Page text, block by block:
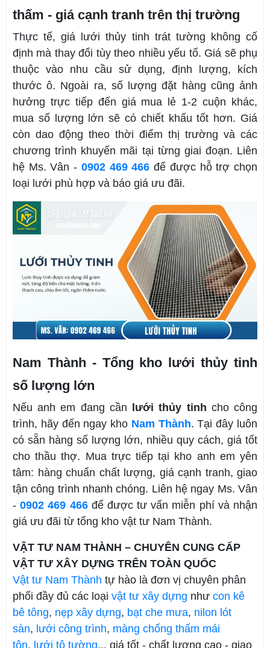
thấm - giá cạnh tranh trên thị trường
Thực tế, giá lưới thủy tinh trát tường không cố
định mà thay đổi tùy theo nhiều yếu tố. Giá sẽ phụ
thuộc vào nhu cầu sử dụng, định lượng, kích
thước ô. Ngoài ra, số lượng đặt hàng cũng ảnh
hưởng trực tiếp đến giá mua lẻ 1-2 cuộn khác,
mua số lượng lớn sẽ có chiết khấu tốt hơn. Giá
còn dao động theo thời điểm thị trường và các
chương trình khuyến mãi tại từng giai đoạn. Liên
hệ Ms. Vân - 0902 469 466 để được hỗ trợ chọn
loại lưới phù hợp và báo giá ưu đãi.
Nam Thành - Tổng kho lưới thủy tinh
số lượng lớn
Nếu anh em đang cần lưới thủy tinh cho công
trình, hãy đến ngay kho Nam Thành. Tại đây luôn
có sẵn hàng số lượng lớn, nhiều quy cách, giá tốt
cho thầu thợ. Mua trực tiếp tại kho anh em yên
tâm: hàng chuẩn chất lượng, giá cạnh tranh, giao
tận công trình nhanh chóng. Liên hệ ngay Ms. Vân
-0902 469 466để được tư vấn miễn phí và nhận
giá ưu đãi từ tổng kho vật tư Nam Thành.
VẬT TƯ NAM THÀNH – CHUYÊN CUNG CẤP
VẬT TƯ XÂY DỰNG TRÊN TOÀN QUỐC
Vật tư Nam Thành tự hào là đơn vị chuyên phân
phối đầy đủ các loại vật tư xây dựng như con kê
bê tông, nẹp xây dựng, bạt che mưa, nilon lót
sàn, lưới công trình, màng chống thấm mái
tôn, lưới tô tường,.. giá tốt - chất lượng cao - giao